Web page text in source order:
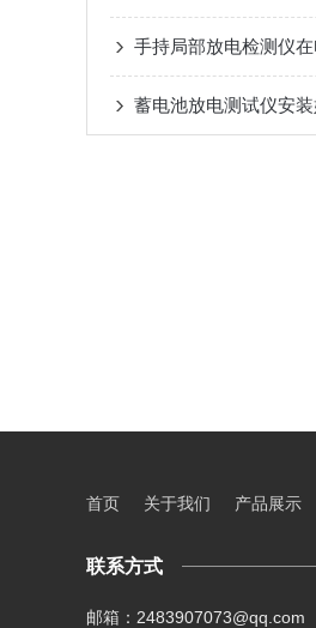
首页 关于我们 产品展示
联系方式
邮箱：2483907073@qq.com